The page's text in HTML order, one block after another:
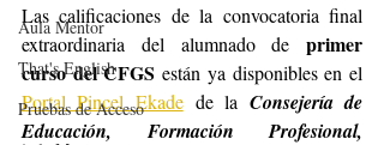
Aula Mentor
That's English
Pruebas de Acceso
Las calificaciones de la convocatoria final
extraordinaria del alumnado de primer
curso del CFGS
Portal Pincel Ekade de la Consejería de
Educación, Formación Profesional,